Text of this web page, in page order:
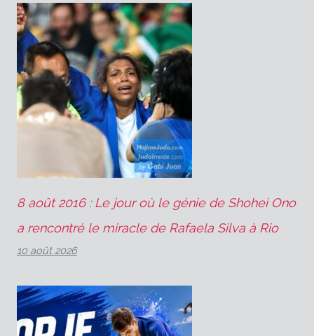
8 août 2016 : Le jour où le génie de Shohei Ono
a rencontré le miracle de Rafaela Silva à Rio
10 août 2026